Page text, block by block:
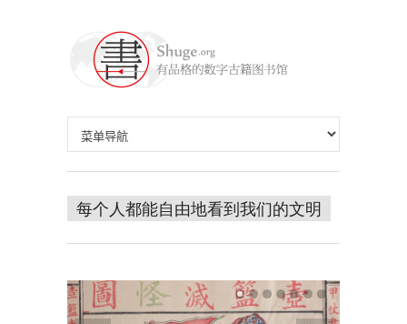
每个人都能自由地看到我们的文明